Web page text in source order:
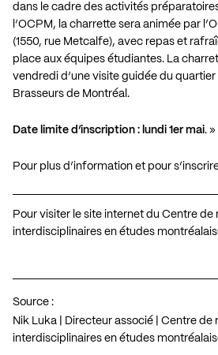
dans le cadre des activités
l’OCPM, la charrette sera animée par
(1550, rue Metcalfe), avec repas et
place aux équipes étudiantes. La
vendredi d’une visite guidée du
Brasseurs de Montréal.
Date limite d’inscription : lundi 1er mai. »
Pour plus d’information et pour
Pour visiter le site internet du Centre de
interdisciplinaires en études
Source :
Nik Luka | Directeur associé | Centre de
interdisciplinaires en études